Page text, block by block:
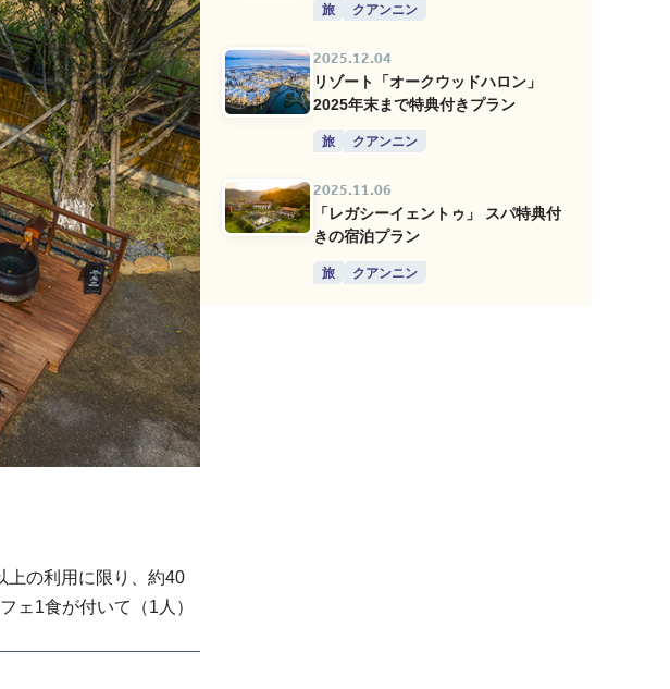
上の利用に限り、約40
ェ1食が付いて（1人）
旅 クアンニン
2025.12.04
リゾート「オークウッドハロン」
2025年末まで特典付きプラン
旅 クアンニン
2025.11.06
「レガシーイェントゥ」 スパ特典付
きの宿泊プラン
旅 クアンニン